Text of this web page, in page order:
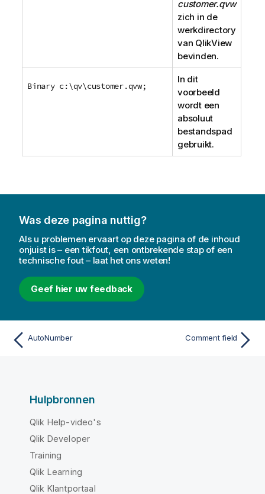
customer.qvw
zich in de
werkdirectory
van QlikView
bevinden.
Binary c:\qv\customer.qvw;
In dit
voorbeeld
wordt een
absoluut
bestandspad
gebruikt.
Was deze pagina nuttig?
Als u problemen ervaart op deze pagina of de inhoud
onjuist is – een tikfout, een ontbrekende stap of een
technische fout – laat het ons weten!
Geef hier uw feedback
AutoNumber Comment field
Hulpbronnen
Qlik Help-video's
Qlik Developer
Training
Qlik Learning
Qlik Klantportaal